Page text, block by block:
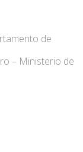
de
– Ministerio de